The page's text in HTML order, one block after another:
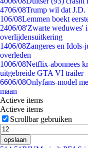
4706/08Trump wil dat J.D.
106/08Lemmen boekt
2406/08'Zwarte weduwes'
overlijdensuitkering
1406/08Zangeres en
overleden
1006/08Netflix-abonnees
uitgebreide GTA VI trailer
6606/08Onlyfans-model
maan
Actieve items
Actieve items
Scrollbar gebruiken
opslaan